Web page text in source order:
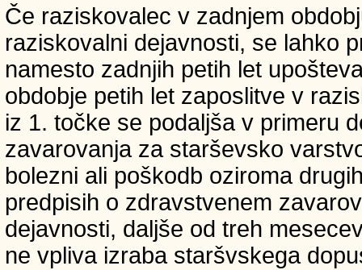
Če raziskovalec v zadnjem
raziskovalni dejavnosti, se lahko
namesto zadnjih petih let
obdobje petih let zaposlitve v
iz 1. točke se podaljša v primeru
zavarovanja za starševsko
bolezni ali poškodb oziroma
predpisih o zdravstvenem
dejavnosti, daljše od treh
ne vpliva izraba staršvskega